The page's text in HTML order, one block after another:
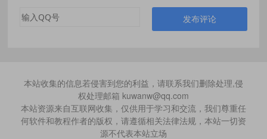
发布评论
本站收集的信息若侵害到您的利益，请联系我们删除处理,侵
权处理邮箱 kuwanw@qq.com
本站资源来自互联网收集，仅供用于学习和交流，我们尊重任
何软件和教程作者的版权，请遵循相关法律法规，本站一切资
源不代表本站立场